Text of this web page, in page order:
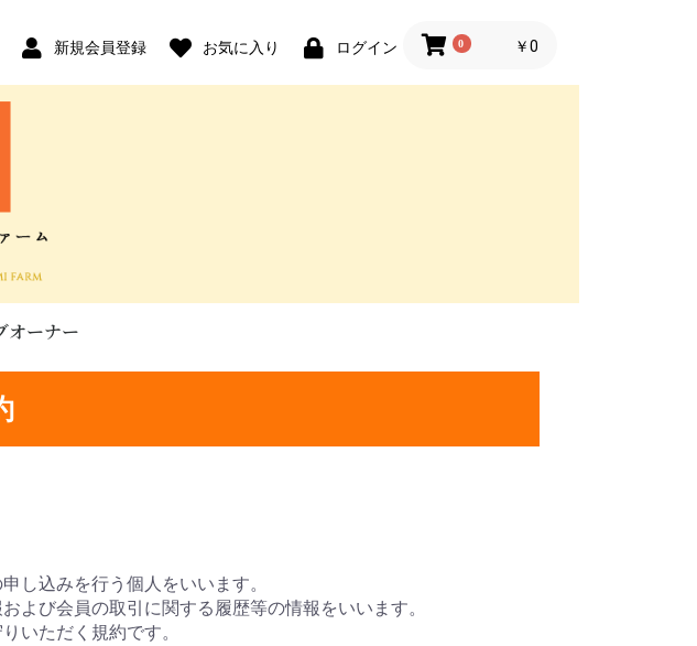
新規会員登録 お気に入り ログイン 0 ￥0
オーナー
し込みを行う個人をいいます。
よび会員の取引に関する履歴等の情報をいいます。
いただく規約です。